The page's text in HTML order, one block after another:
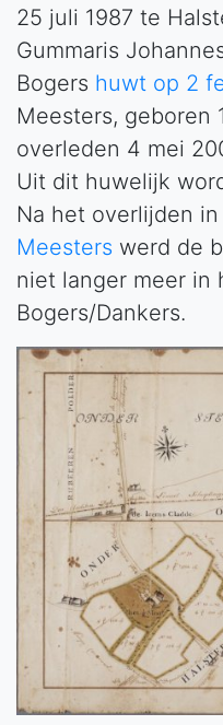
25 juli 1987 te
Gummaris
Bogers huwt op 2
Meesters, geboren
overleden 4 mei
Uit dit huwelijk
Na het overlijden
Meesters werd de
niet langer meer in
Bogers/Dankers.